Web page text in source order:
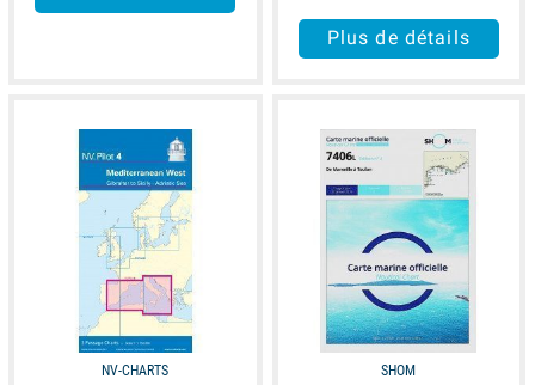
Plus de détails
available
NV-CHARTS
available
SHOM